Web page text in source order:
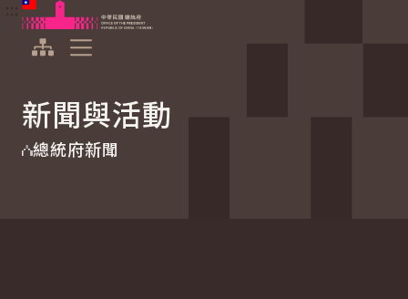
跳到主要內容
中華民國總統府
新聞與活動
總統府新聞